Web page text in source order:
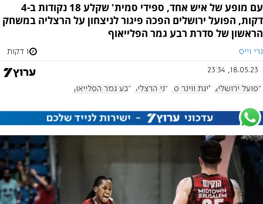
עם מופע של איש אחד, ספידי סמית' שקלע 18 נקודות ב-4
דקות, הפועל ירושלים הפכה פיגור לניצחון על הרצליה במשחק
הראשון של סדרת רבע גמר הפלייאוף
נרי וייס 1 דקות
18.05.23, 23:34
הפועל ירושלים ליגת ווינר סל בני הרצליה רבע גמר הפלייאוף